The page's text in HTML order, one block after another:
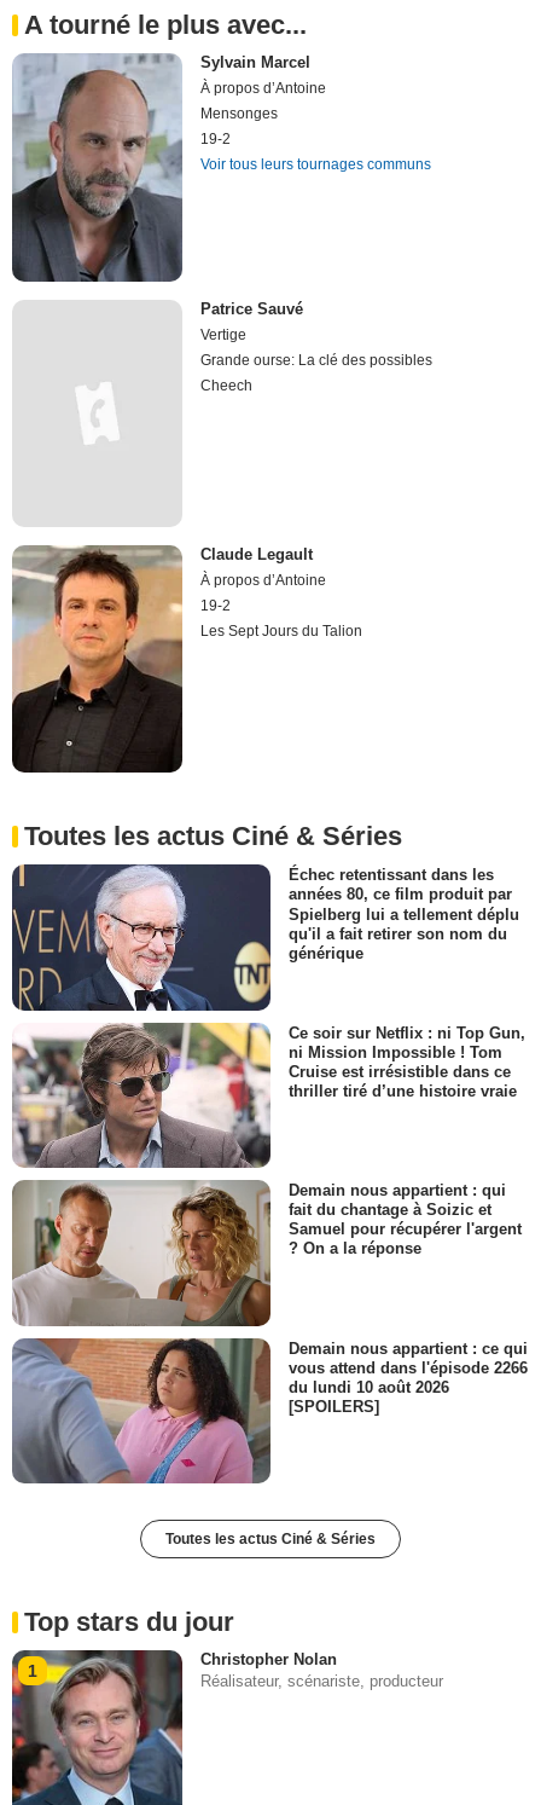
A tourné le plus avec...
Sylvain Marcel
À propos d’Antoine
Mensonges
19-2
Voir tous leurs tournages communs
Patrice Sauvé
Vertige
Grande ourse: La clé des possibles
Cheech
Claude Legault
À propos d’Antoine
19-2
Les Sept Jours du Talion
Toutes les actus Ciné & Séries
Échec retentissant dans les
années 80, ce film produit par
Spielberg lui a tellement déplu
qu'il a fait retirer son nom du
générique
Ce soir sur Netflix : ni Top Gun,
ni Mission Impossible ! Tom
Cruise est irrésistible dans ce
thriller tiré d’une histoire vraie
Demain nous appartient : qui
fait du chantage à Soizic et
Samuel pour récupérer l'argent
? On a la réponse
Demain nous appartient : ce qui
vous attend dans l'épisode 2266
du lundi 10 août 2026
[SPOILERS]
Toutes les actus Ciné & Séries
Top stars du jour
1
Christopher Nolan
Réalisateur, scénariste, producteur